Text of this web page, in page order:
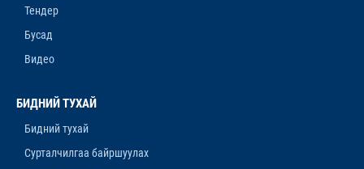
11-р сар. 14, 2025, 5:53 p.m.
Тендер
Бусад
Видео
БИДНИЙ ТУХАЙ
Бидний тухай
Сурталчилгаа байршуулах